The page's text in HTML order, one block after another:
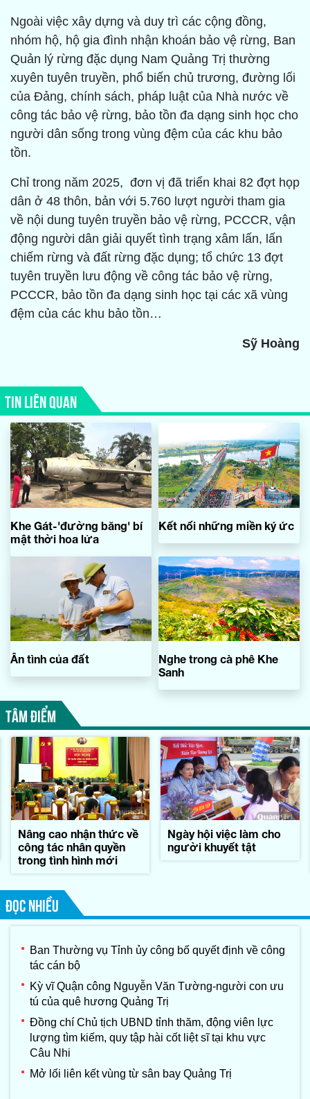
Ngoài việc xây dựng và duy trì các cộng đồng,
nhóm hộ, hộ gia đình nhận khoán bảo vệ rừng, Ban
Quản lý rừng đặc dụng Nam Quảng Trị thường
xuyên tuyên truyền, phổ biến chủ trương, đường lối
của Đảng, chính sách, pháp luật của Nhà nước về
công tác bảo vệ rừng, bảo tồn đa dạng sinh học cho
người dân sống trong vùng đệm của các khu bảo
tồn.
Chỉ trong năm 2025, đơn vị đã triển khai 82 đợt họp
dân ở 48 thôn, bản với 5.760 lượt người tham gia
về nội dung tuyên truyền bảo vệ rừng, PCCCR, vận
động người dân giải quyết tình trạng xâm lấn, lấn
chiếm rừng và đất rừng đặc dụng; tổ chức 13 đợt
tuyên truyền lưu động về công tác bảo vệ rừng,
PCCCR, bảo tồn đa dạng sinh học tại các xã vùng
đệm của các khu bảo tồn…
Sỹ Hoàng
TIN LIÊN QUAN
Khe Gát-'đường băng' bí
mật thời hoa lửa
Kết nối những miền ký ức
Ân tình của đất
Nghe trong cà phê Khe
Sanh
TÂM ĐIỂM
Nâng cao nhận thức về
công tác nhân quyền
trong tình hình mới
Ngày hội việc làm cho
người khuyết tật
ĐỌC NHIỀU
Ban Thường vụ Tỉnh ủy công bố quyết định về công
tác cán bộ
Kỳ vĩ Quận công Nguyễn Văn Tường-người con ưu
tú của quê hương Quảng Trị
Đồng chí Chủ tịch UBND tỉnh thăm, động viên lực
lượng tìm kiếm, quy tập hài cốt liệt sĩ tại khu vực
Câu Nhi
Mở lối liên kết vùng từ sân bay Quảng Trị